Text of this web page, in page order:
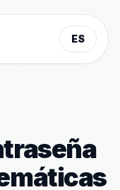
ES